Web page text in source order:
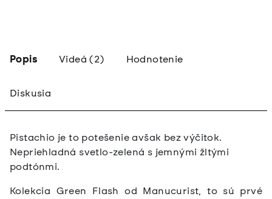
Popis Videá (2) Hodnotenie
Diskusia
Pistachio je to potešenie avšak bez výčitok.
Nepriehladná svetlo-zelená s jemnými žltými
podtónmi.
Kolekcia Green Flash od Manucurist, to sú prvé